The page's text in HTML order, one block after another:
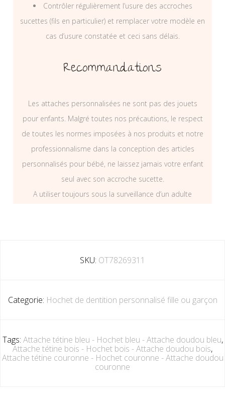
Contrôler régulièrement l’usure des accroches
sucettes (fils en particulier) et remplacer votre modèle en
cas d’usure constatée et ceci sans délais.
Recommandations
Les attaches personnalisées ne sont pas des jouets
pour enfants. Malgré toutes nos précautions, le respect
de toutes les normes imposées à nos produits et notre
professionnalisme dans la conception des articles
personnalisés pour bébé, ne laissez jamais votre enfant
seul avec son accroche sucette.
A utiliser toujours sous la surveillance d’un adulte
SKU: OT78269311
Categorie: Hochet de dentition personnalisé fille ou garçon
Tags: Attache tétine bleu - Hochet bleu - Attache doudou bleu,
Attache tétine bois - Hochet bois - Attache doudou bois,
Attache tétine couronne - Hochet couronne - Attache doudou
couronne